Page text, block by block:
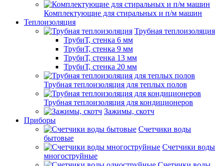
Комплектующие для стиральных и п/м машин
Теплоизоляция
Трубная теплоизоляция
ТрубиТ, стенка 6 мм
ТрубиТ, стенка 9 мм
ТрубиТ, стенка 13 мм
ТрубиТ, стенка 20 мм
Трубная теплоизоляция для теплых полов
Трубная теплоизоляция для кондиционеров
Зажимы, скотч
Приборы
Счетчики воды
бытовые
Счетчики воды
многоструйные